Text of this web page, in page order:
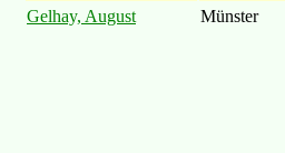
Gelhay, August Münster